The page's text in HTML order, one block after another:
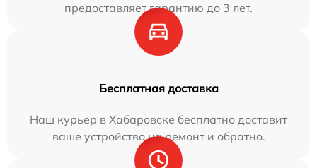
предоставляет гарантию до 3 лет.
Бесплатная доставка
Наш курьер в Хабаровске бесплатно доставит
ваше устройство на ремонт и обратно.